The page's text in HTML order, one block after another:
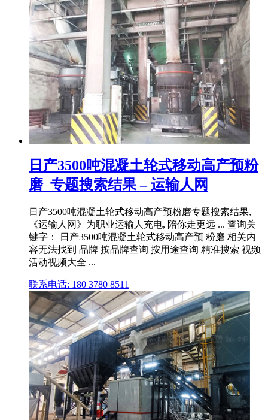
日产3500吨混凝土轮式移动高产预粉
磨_专题搜索结果 – 运输人网
日产3500吨混凝土轮式移动高产预粉磨专题搜索结果,
《运输人网》为职业运输人充电, 陪你走更远 ... 查询关
键字： 日产3500吨混凝土轮式移动高产预 粉磨 相关内
容无法找到 品牌 按品牌查询 按用途查询 精准搜索 视频
活动视频大全 ...
联系电话: 180 3780 8511